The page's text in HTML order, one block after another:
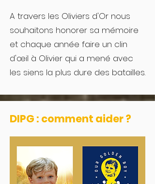
A travers les Oliviers d'Or nous
souhaitons honorer sa mémoire
et chaque année faire un clin
d'œil à Olivier qui a mené avec
les siens la plus dure des batailles.
DIPG : comment aider ?